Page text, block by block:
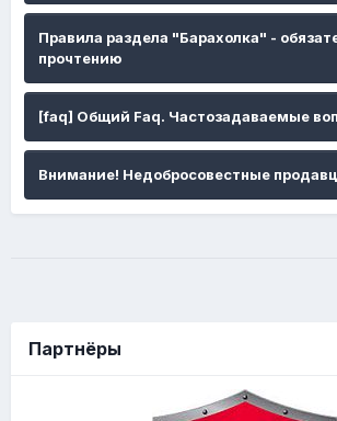
Правила раздела "Барахолка" -
прочтению
[faq] Общий Faq. Частозадаваемые
Внимание! Недобросовестные
Партнёры